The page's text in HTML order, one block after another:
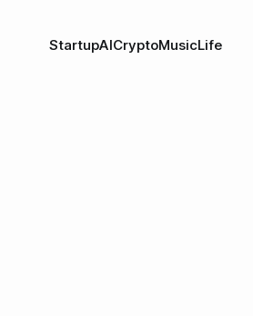
StartupAICryptoMusicLife